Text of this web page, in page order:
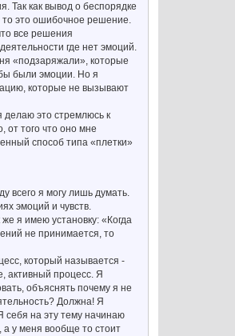
Так как вывод о беспорядке
это ошибочное решение.
все решения
где нет эмоций.
«подзаряжали», которые
были эмоции. Но я
которые не вызывают
это стремлюсь к
от того что оно мне
способ типа «плетки»
всего я могу лишь думать.
эмоций и чувств.
я имею установку: «Когда
не принимается, то
который называется -
активный процесс. Я
объяснять почему я не
Должна! Я
себя на эту тему начинаю
а у меня вообще то стоит